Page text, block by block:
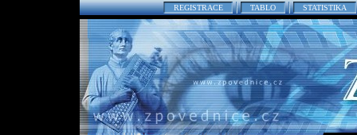
REGISTRACE TABLO STATISTIKA